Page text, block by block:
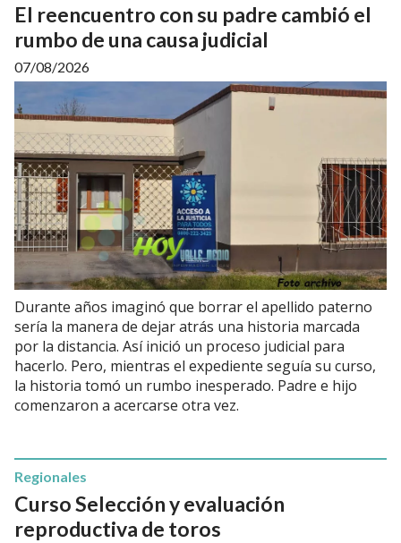
El reencuentro con su padre cambió el
rumbo de una causa judicial
07/08/2026
Durante años imaginó que borrar el apellido paterno
sería la manera de dejar atrás una historia marcada
por la distancia. Así inició un proceso judicial para
hacerlo. Pero, mientras el expediente seguía su curso,
la historia tomó un rumbo inesperado. Padre e hijo
comenzaron a acercarse otra vez.
Curso Selección y evaluación
reproductiva de toros
Regionales